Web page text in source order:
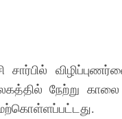
நேற்று காலை
.